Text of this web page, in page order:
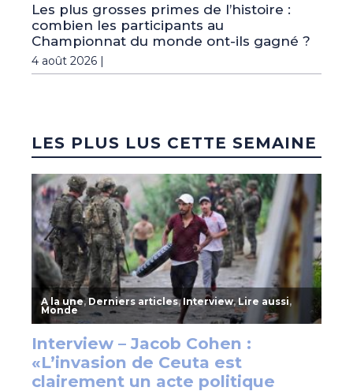
Les plus grosses primes de l’histoire :
combien les participants au
Championnat du monde ont-ils gagné ?
4 août 2026 |
LES PLUS LUS CETTE SEMAINE